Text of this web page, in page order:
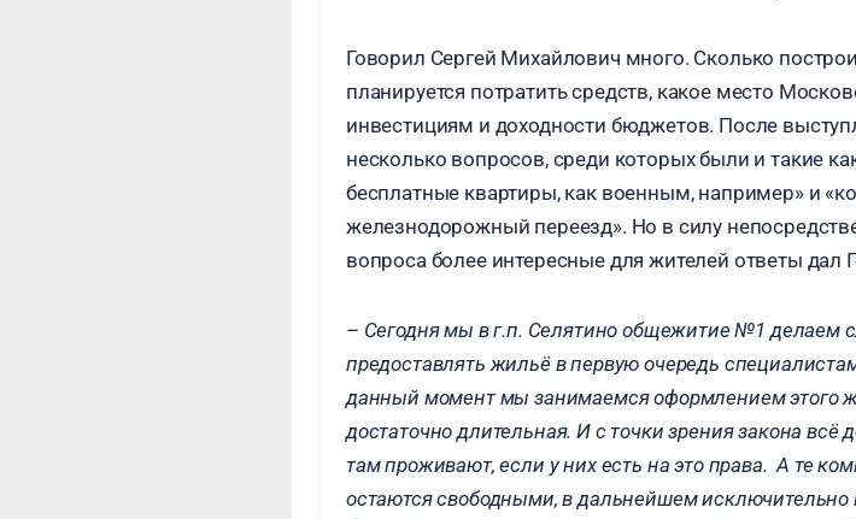
Говорил Сергей Михайлович много. Сколько
планируется потратить средств, какое место
инвестициям и доходности бюджетов. После
несколько вопросов, среди которых были и такие
бесплатные квартиры, как военным, например» и
железнодорожный переезд». Но в силу
вопроса более интересные для жителей ответы дал
– Сегодня мы в г.п. Селятино общежитие №1 делаем
предоставлять жильё в первую очередь
данный момент мы занимаемся оформлением этого
достаточно длительная. И с точки зрения закона
там проживают, если у них есть на это права. А те
остаются свободными, в дальнейшем